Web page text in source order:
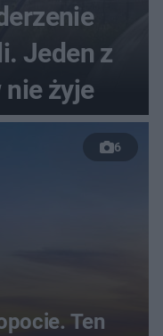
Jeden z
żyje
6
Ten